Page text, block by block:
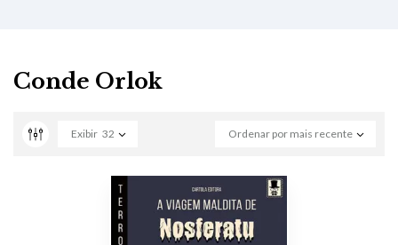
Conde Orlok
Ordenar por mais recente
Exibir 32